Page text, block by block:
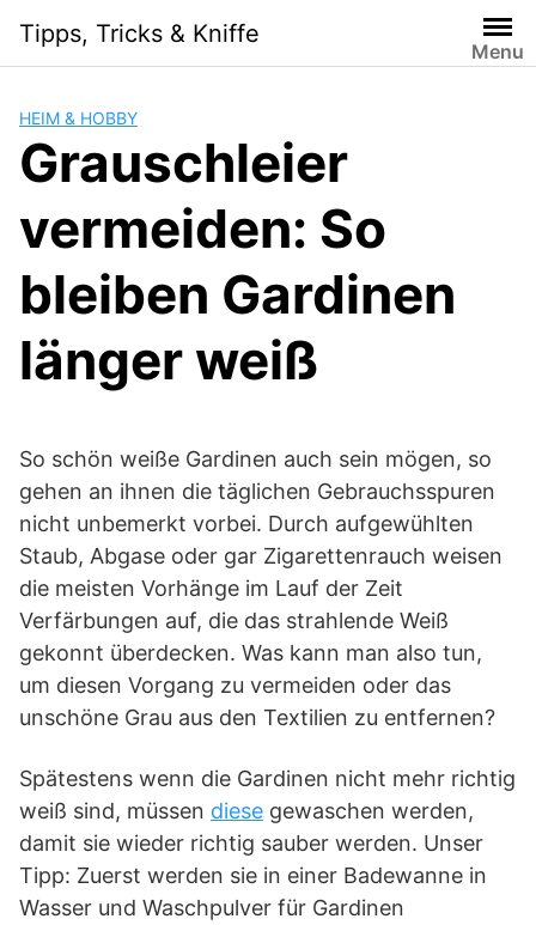
content
Tipps, Tricks & Kniffe
Menu
HEIM & HOBBY
Grauschleier
vermeiden: So
bleiben Gardinen
länger weiß
So schön weiße Gardinen auch sein mögen, so
gehen an ihnen die täglichen Gebrauchsspuren
nicht unbemerkt vorbei. Durch aufgewühlten
Staub, Abgase oder gar Zigarettenrauch weisen
die meisten Vorhänge im Lauf der Zeit
Verfärbungen auf, die das strahlende Weiß
gekonnt überdecken. Was kann man also tun,
um diesen Vorgang zu vermeiden oder das
unschöne Grau aus den Textilien zu entfernen?
Spätestens wenn die Gardinen nicht mehr richtig
weiß sind, müssen diese gewaschen werden,
damit sie wieder richtig sauber werden. Unser
Tipp: Zuerst werden sie in einer Badewanne in
Wasser und Waschpulver für Gardinen